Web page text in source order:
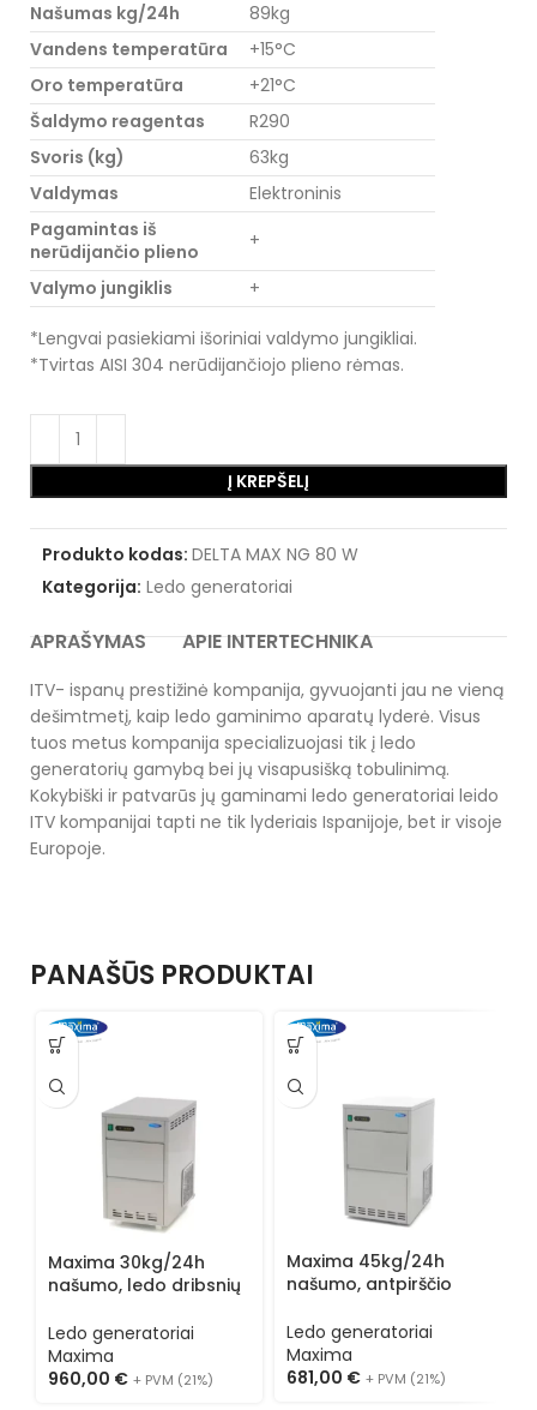
Našumas kg/24h
89kg
Vandens temperatūra
+15°C
Oro temperatūra
+21°C
Šaldymo reagentas
R290
Svoris (kg)
63kg
Valdymas
Elektroninis
Pagamintas iš
nerūdijančio plieno
+
Valymo jungiklis
+
*Lengvai pasiekiami išoriniai valdymo jungikliai.
*Tvirtas AISI 304 nerūdijančiojo plieno rėmas.
Į KREPŠELĮ
Produkto kodas: DELTA MAX NG 80 W
Kategorija: Ledo generatoriai
APRAŠYMAS APIE INTERTECHNIKA
ITV- ispanų prestižinė kompanija, gyvuojanti jau ne vieną
dešimtmetį, kaip ledo gaminimo aparatų lyderė. Visus
tuos metus kompanija specializuojasi tik į ledo
generatorių gamybą bei jų visapusišką tobulinimą.
Kokybiški ir patvarūs jų gaminami ledo generatoriai leido
ITV kompanijai tapti ne tik lyderiais Ispanijoje, bet ir visoje
Europoje.
PANAŠŪS PRODUKTAI
Maxima 30kg/24h
našumo, ledo dribsnių
Ledo generatoriai
Maxima
960,00 € + PVM (21%)
Maxima 45kg/24h
našumo, antpirščio
generatorius 09300129
Ledo generatoriai
Maxima
681,00 € + PVM (21%)